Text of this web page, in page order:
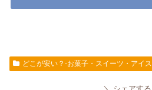
どこが安い？-お菓子・スイーツ・アイス